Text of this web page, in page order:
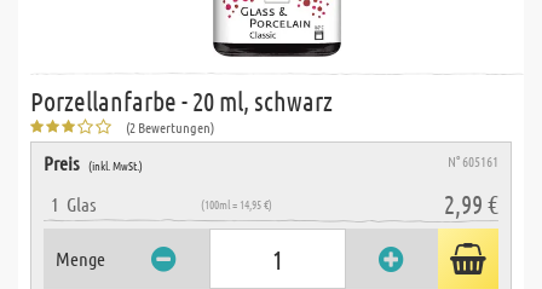
Porzellanfarbe - 20 ml, schwarz
(2 Bewertungen)
Preis (inkl. MwSt.) N° 605161
1 Glas (100ml = 14,95 €) 2,99 €
Menge